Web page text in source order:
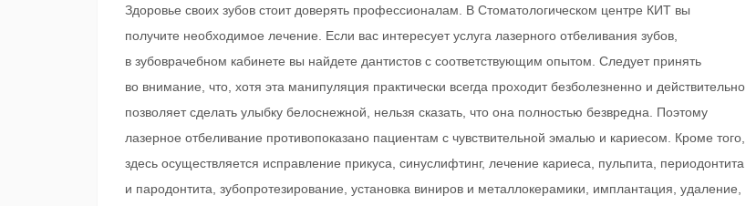
Здоровье своих зубов стоит доверять профессионалам. В Стоматологическом центре КИТ вы
получите необходимое лечение. Если вас интересует услуга лазерного отбеливания зубов,
в зубоврачебном кабинете вы найдете дантистов с соответствующим опытом. Следует принять
во внимание, что, хотя эта манипуляция практически всегда проходит безболезненно и действительно
позволяет сделать улыбку белоснежной, нельзя сказать, что она полностью безвредна. Поэтому
лазерное отбеливание противопоказано пациентам с чувствительной эмалью и кариесом. Кроме того,
здесь осуществляется исправление прикуса, синуслифтинг, лечение кариеса, пульпита, периодонтита
и пародонтита, зубопротезирование, установка виниров и металлокерамики, имплантация, удаление,